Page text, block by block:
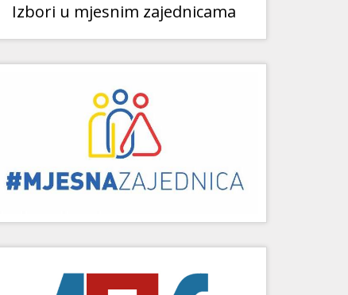
Izbori u mjesnim zajednicama